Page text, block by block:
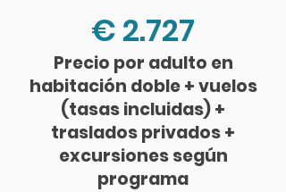
€ 2.727
Precio por adulto en
habitación doble + vuelos
(tasas incluidas) +
traslados privados +
excursiones según
programa